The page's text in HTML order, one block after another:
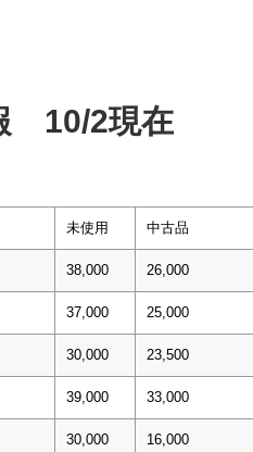
10/2現在
未使用 中古品
38,000 26,000
37,000 25,000
30,000 23,500
39,000 33,000
30,000 16,000